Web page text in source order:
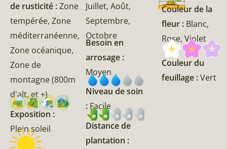
de rusticité :Zone
tempérée, Zone
méditerranéenne,
Zone océanique,
Zone de
montagne (800m
d'alt, et +)
Exposition :
Plein soleil
Juillet, Août,
Septembre,
Octobre
Besoin en
arrosage :
Moyen
Niveau de soin
: Facile
Distance de
plantation :
Couleur de la
fleur : Blanc,
Rose, Violet
Couleur du
feuillage :Vert